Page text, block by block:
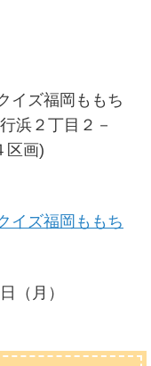
イズ福岡ももち
浜２丁目２－
区画)
イズ福岡ももち
（月）